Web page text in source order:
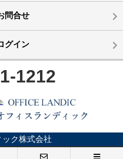
問合せ
グイン
1212
ク株式会社